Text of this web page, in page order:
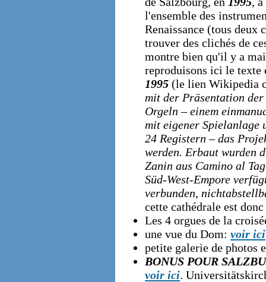
l'ensemble des
Renaissance (tous deux
trouver des clichés de
montre bien qu'il y a
reproduisons ici le texte
1995 (le lien Wikipedia
mit der Präsentation
Orgeln – einem
mit eigener Spielanlage
24 Registern – das
werden. Erbaut wurden
Zanin aus Camino al
Süd-West-Empore
verbunden,
cette cathédrale est
Les 4 orgues de la
une vue du Dom: voir ici
petite galerie de photos
BONUS POUR
voir ici.